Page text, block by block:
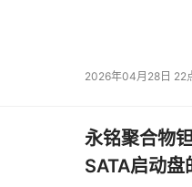
2026年04月28日 22
永铭聚合物
SATA启动